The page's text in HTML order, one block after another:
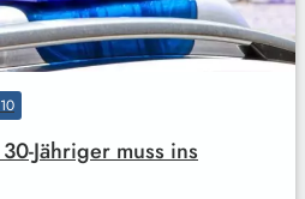
Jähriger muss ins